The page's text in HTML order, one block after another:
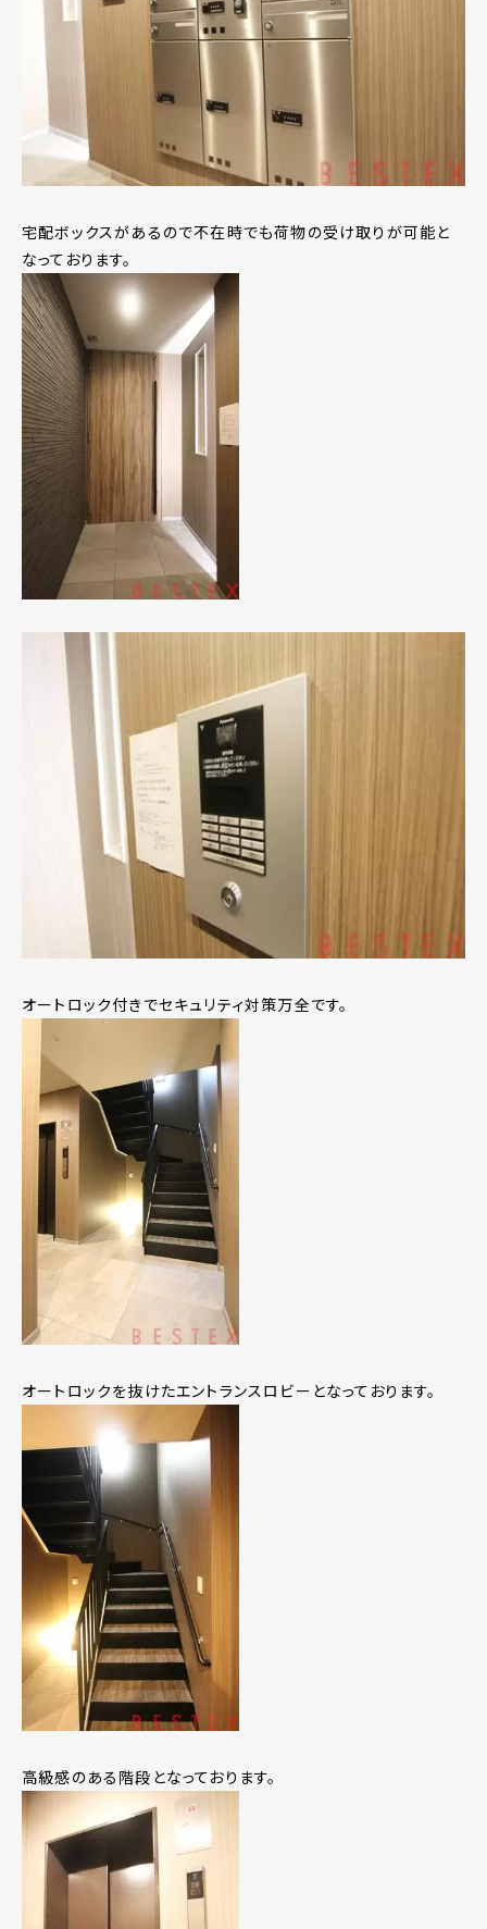
宅配ボックスがあるので不在時でも荷物の受け取りが可能と
なっております。
オートロック付きでセキュリティ対策万全です。
オートロックを抜けたエントランスロビーとなっております。
高級感のある階段となっております。